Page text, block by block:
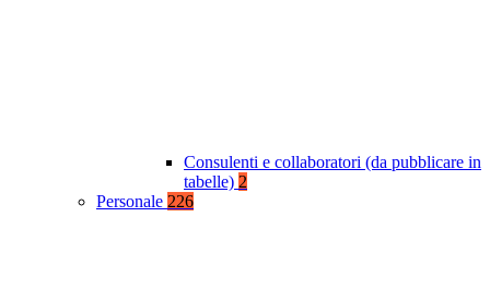
Consulenti e collaboratori (da pubblicare in
tabelle) 2
Personale 226